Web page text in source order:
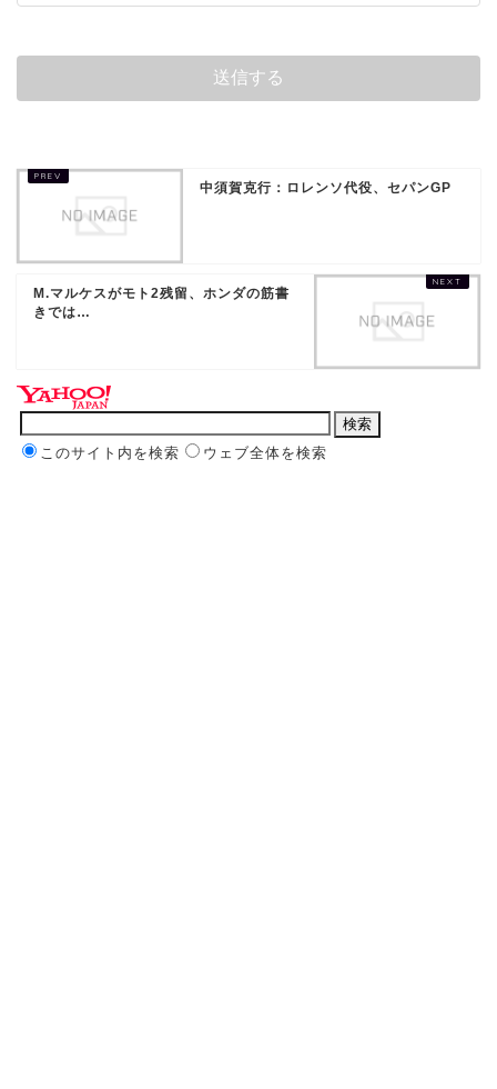
中須賀克行：ロレンソ代役、セパンGP
M.マルケスがモト2残留、ホンダの筋書
きでは…
このサイト内を検索 ウェブ全体を検索